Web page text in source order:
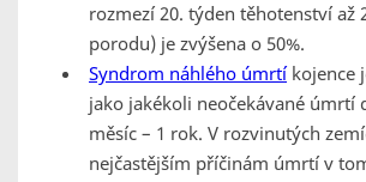
rozmezí 20. týden těhotenství až
porodu) je zvýšena o 50%.
Syndrom náhlého úmrtíkojence
jako jakékoli neočekávané úmrtí
měsíc – 1 rok. V rozvinutých
nejčastějším příčinám úmrtí v